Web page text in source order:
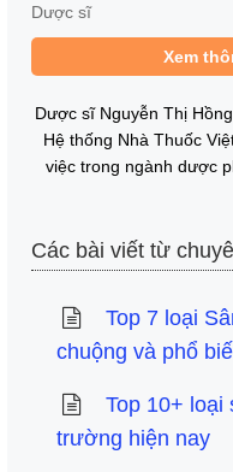
Dược sĩ
Xem
Dược sĩ Nguyễn Thị
Hệ thống Nhà Thuốc
việc trong ngành dược
Các bài viết từ
Top 7 loại
chuộng và phổ
Top 10+ loại
trường hiện nay